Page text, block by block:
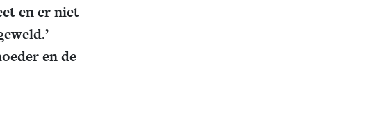
en er niet
en de